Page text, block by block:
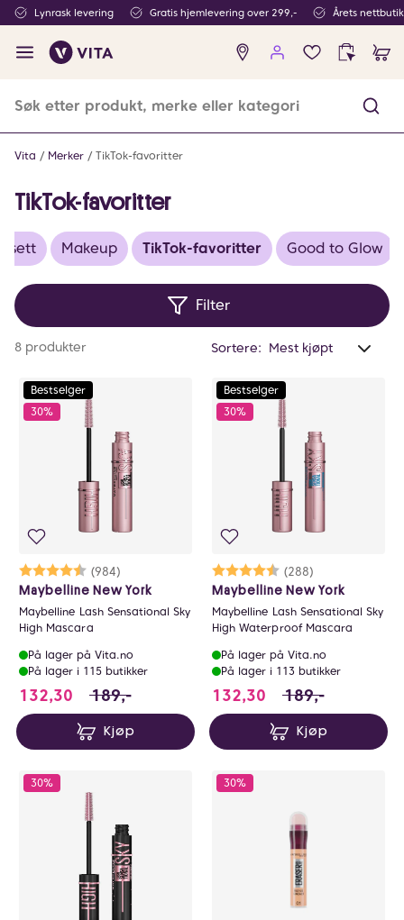
Lynrask levering Gratis hjemlevering over 299,- Årets
Ingen
produkter
Vita Merker TikTok-favoritter
TikTok-favoritter
Makeup TikTok-favoritter Good to Glow
Filter
8 produkter Sortere:
Bestselger
30%
Karakter:
(984)
4.5 av 5 mulige
Maybelline New York
Maybelline Lash Sensational Sky
High Mascara
På lager på Vita.no
På lager i 115 butikker
132,30 132.3 i stedet for 189 NOK, du sparer
189,-
Kjøp
Bestselger
30%
Karakter:
(288)
4.3 av 5 mulige
Maybelline New York
Maybelline Lash Sensational Sky
High Waterproof Mascara
På lager på Vita.no
På lager i 113 butikker
132,30 132.3 i stedet for
189,-
Kjøp
30% 30%